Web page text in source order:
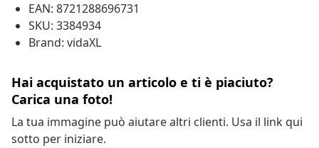
EAN: 8721288696731
SKU: 3384934
Brand: vidaXL
Hai acquistato un articolo e ti è piaciuto?
Carica una foto!
La tua immagine può aiutare altri clienti. Usa il link qui
sotto per iniziare.